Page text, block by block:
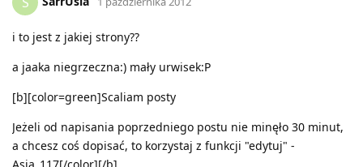
i to jest z jakiej strony??
a jaaka niegrzeczna:) mały urwisek:P
[b][color=green]Scaliam posty
Jeżeli od napisania poprzedniego postu nie minęło 30 minut,
a chcesz coś dopisać, to korzystaj z funkcji "edytuj" -